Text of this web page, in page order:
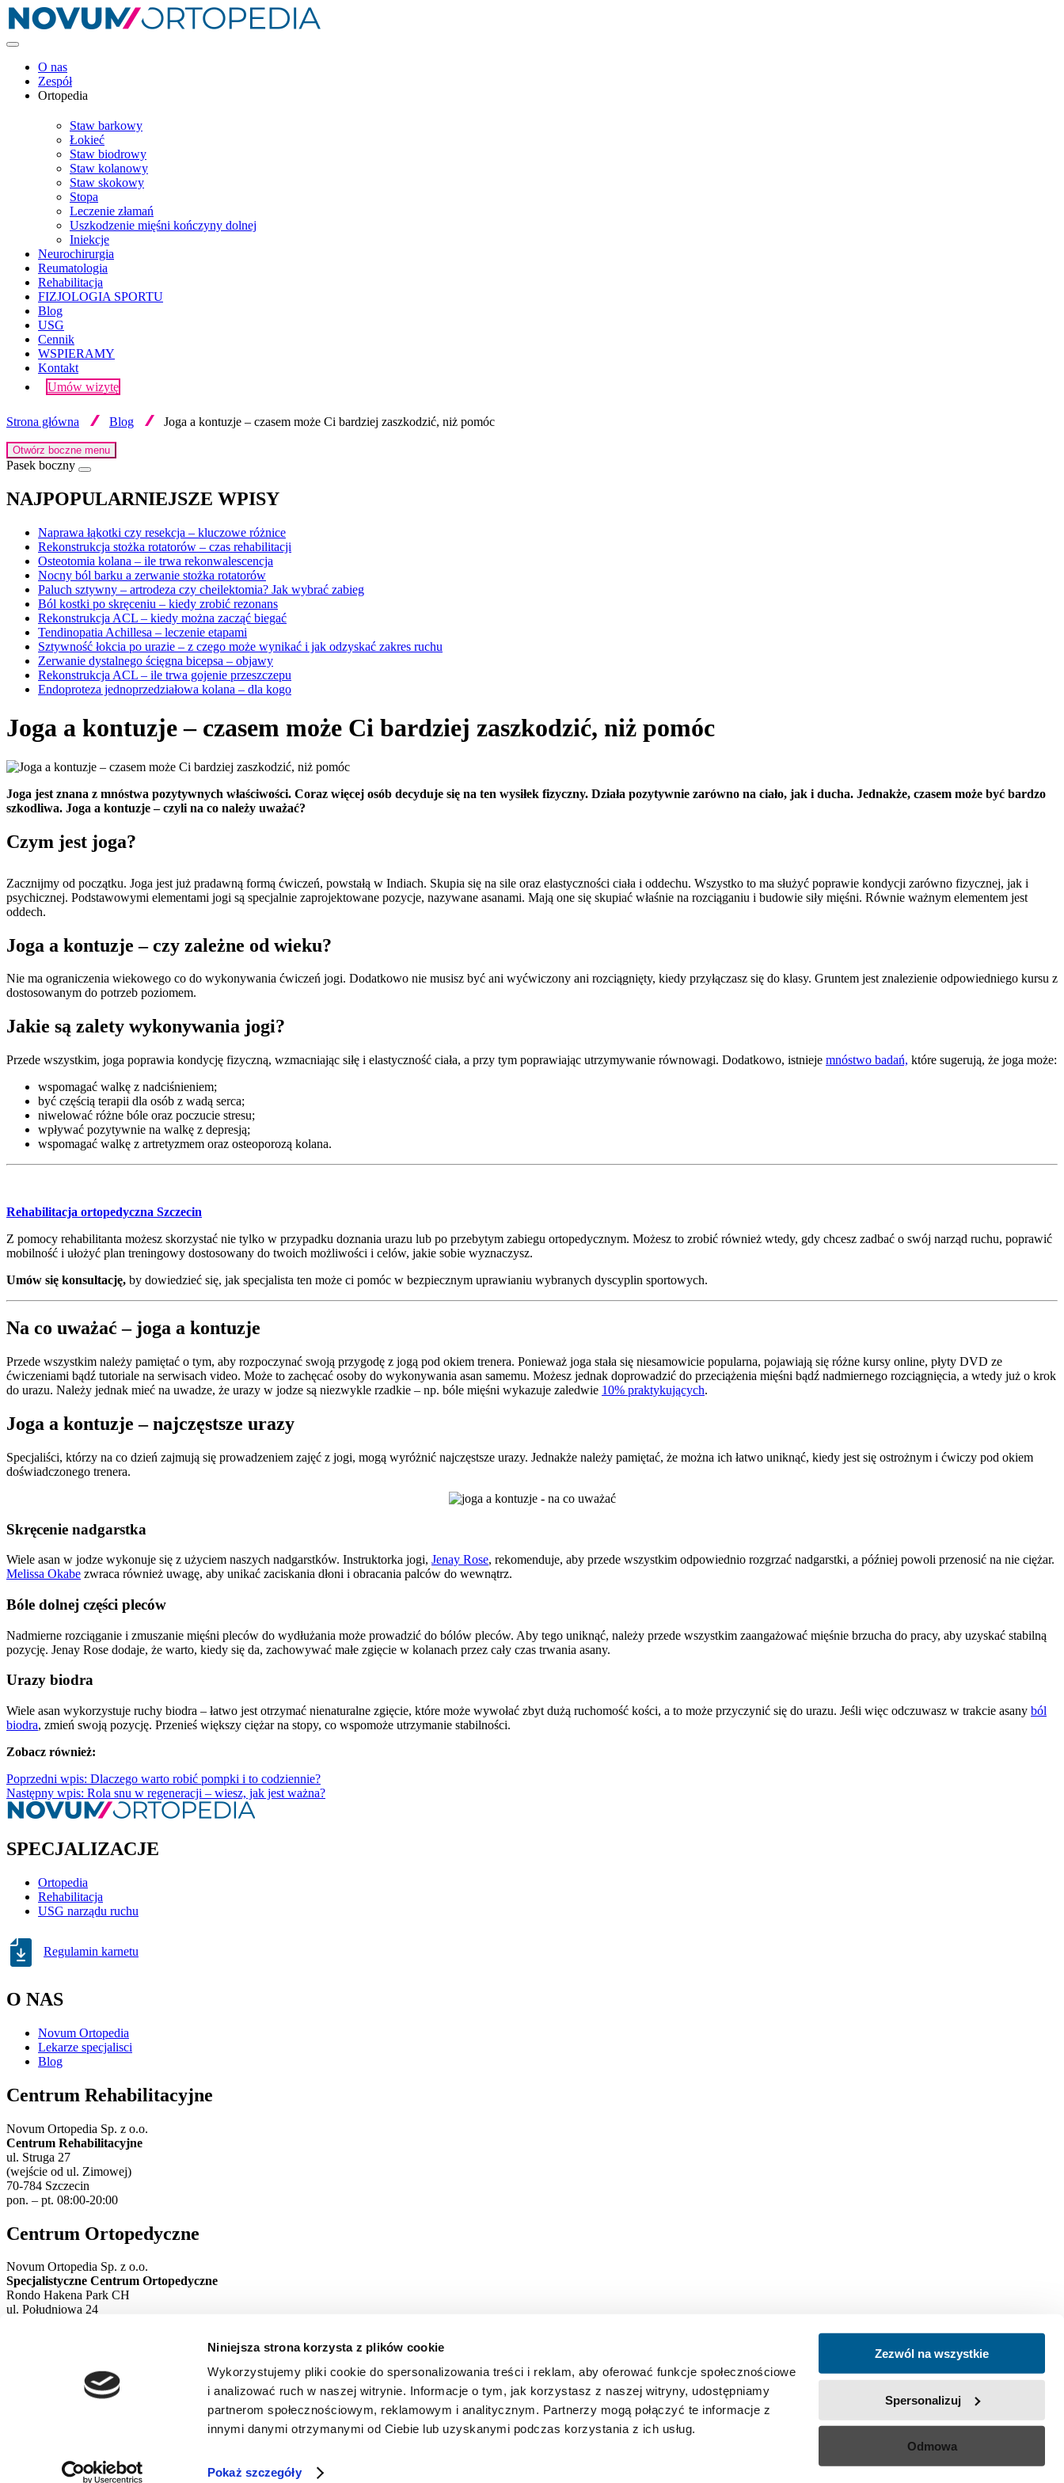
Niniejsza strona korzysta z plików cookie
Wykorzystujemy pliki cookie do spersonalizowania treści i reklam, aby oferować funkcje społecznościowe
i analizować ruch w naszej witrynie. Informacje o tym, jak korzystasz z naszej witryny, udostępniamy
partnerom społecznościowym, reklamowym i analitycznym. Partnerzy mogą połączyć te informacje z
innymi danymi otrzymanymi od Ciebie lub uzyskanymi podczas korzystania z ich usług.
Pokaż szczegóły
Zezwól na wszystkie
Spersonalizuj
Odmowa
O nas
Zespół
Ortopedia
Staw barkowy
Łokieć
Staw biodrowy
Staw kolanowy
Staw skokowy
Stopa
Leczenie złamań
Uszkodzenie mięśni kończyny dolnej
Iniekcje
Neurochirurgia
Reumatologia
Rehabilitacja
FIZJOLOGIA SPORTU
Blog
USG
Cennik
WSPIERAMY
Kontakt
Umów wizytę
Strona główna Blog Joga a kontuzje – czasem może Ci bardziej zaszkodzić, niż pomóc
Otwórz boczne menu
Pasek boczny
NAJPOPULARNIEJSZE WPISY
Naprawa łąkotki czy resekcja – kluczowe różnice
Rekonstrukcja stożka rotatorów – czas rehabilitacji
Osteotomia kolana – ile trwa rekonwalescencja
Nocny ból barku a zerwanie stożka rotatorów
Paluch sztywny – artrodeza czy cheilektomia? Jak wybrać zabieg
Ból kostki po skręceniu – kiedy zrobić rezonans
Rekonstrukcja ACL – kiedy można zacząć biegać
Tendinopatia Achillesa – leczenie etapami
Sztywność łokcia po urazie – z czego może wynikać i jak odzyskać zakres ruchu
Zerwanie dystalnego ścięgna bicepsa – objawy
Rekonstrukcja ACL – ile trwa gojenie przeszczepu
Endoproteza jednoprzedziałowa kolana – dla kogo
Joga a kontuzje – czasem może Ci bardziej zaszkodzić, niż pomóc
Joga jest znana z mnóstwa pozytywnych właściwości. Coraz więcej osób decyduje się na ten wysiłek fizyczny. Działa pozytywnie zarówno na ciało, jak i ducha. Jednakże, czasem może być bardzo
szkodliwa. Joga a kontuzje – czyli na co należy uważać?
Czym jest joga?
Zacznijmy od początku. Joga jest już pradawną formą ćwiczeń, powstałą w Indiach. Skupia się na sile oraz elastyczności ciała i oddechu. Wszystko to ma służyć poprawie kondycji zarówno fizycznej, jak i
psychicznej. Podstawowymi elementami jogi są specjalnie zaprojektowane pozycje, nazywane asanami. Mają one się skupiać właśnie na rozciąganiu i budowie siły mięśni. Równie ważnym elementem jest
oddech.
Joga a kontuzje – czy zależne od wieku?
Nie ma ograniczenia wiekowego co do wykonywania ćwiczeń jogi. Dodatkowo nie musisz być ani wyćwiczony ani rozciągnięty, kiedy przyłączasz się do klasy. Gruntem jest znalezienie odpowiedniego kursu z
dostosowanym do potrzeb poziomem.
Jakie są zalety wykonywania jogi?
Przede wszystkim, joga poprawia kondycję fizyczną, wzmacniając siłę i elastyczność ciała, a przy tym poprawiając utrzymywanie równowagi. Dodatkowo, istnieje mnóstwo badań, które sugerują, że joga może:
wspomagać walkę z nadciśnieniem;
być częścią terapii dla osób z wadą serca;
niwelować różne bóle oraz poczucie stresu;
wpływać pozytywnie na walkę z depresją;
wspomagać walkę z artretyzmem oraz osteoporozą kolana.
Rehabilitacja ortopedyczna Szczecin
Z pomocy rehabilitanta możesz skorzystać nie tylko w przypadku doznania urazu lub po przebytym zabiegu ortopedycznym. Możesz to zrobić również wtedy, gdy chcesz zadbać o swój narząd ruchu, poprawić
mobilność i ułożyć plan treningowy dostosowany do twoich możliwości i celów, jakie sobie wyznaczysz.
Umów się konsultację, by dowiedzieć się, jak specjalista ten może ci pomóc w bezpiecznym uprawianiu wybranych dyscyplin sportowych.
Na co uważać – joga a kontuzje
Przede wszystkim należy pamiętać o tym, aby rozpoczynać swoją przygodę z jogą pod okiem trenera. Ponieważ joga stała się niesamowicie popularna, pojawiają się różne kursy online, płyty DVD ze
ćwiczeniami bądź tutoriale na serwisach video. Może to zachęcać osoby do wykonywania asan samemu. Możesz jednak doprowadzić do przeciążenia mięśni bądź nadmiernego rozciągnięcia, a wtedy już o krok
do urazu. Należy jednak mieć na uwadze, że urazy w jodze są niezwykle rzadkie – np. bóle mięśni wykazuje zaledwie 10% praktykujących.
Joga a kontuzje – najczęstsze urazy
Specjaliści, którzy na co dzień zajmują się prowadzeniem zajęć z jogi, mogą wyróżnić najczęstsze urazy. Jednakże należy pamiętać, że można ich łatwo uniknąć, kiedy jest się ostrożnym i ćwiczy pod okiem
doświadczonego trenera.
Skręcenie nadgarstka
Wiele asan w jodze wykonuje się z użyciem naszych nadgarstków. Instruktorka jogi, Jenay Rose, rekomenduje, aby przede wszystkim odpowiednio rozgrzać nadgarstki, a później powoli przenosić na nie ciężar.
Melissa Okabe zwraca również uwagę, aby unikać zaciskania dłoni i obracania palców do wewnątrz.
Bóle dolnej części pleców
Nadmierne rozciąganie i zmuszanie mięśni pleców do wydłużania może prowadzić do bólów pleców. Aby tego uniknąć, należy przede wszystkim zaangażować mięśnie brzucha do pracy, aby uzyskać stabilną
pozycję. Jenay Rose dodaje, że warto, kiedy się da, zachowywać małe zgięcie w kolanach przez cały czas trwania asany.
Urazy biodra
Wiele asan wykorzystuje ruchy biodra – łatwo jest otrzymać nienaturalne zgięcie, które może wywołać zbyt dużą ruchomość kości, a to może przyczynić się do urazu. Jeśli więc odczuwasz w trakcie asany ból
biodra, zmień swoją pozycję. Przenieś większy ciężar na stopy, co wspomoże utrzymanie stabilności.
Zobacz również:
Poprzedni wpis: Dlaczego warto robić pompki i to codziennie?
Następny wpis: Rola snu w regeneracji – wiesz, jak jest ważna?
SPECJALIZACJE
Ortopedia
Rehabilitacja
USG narządu ruchu
Regulamin karnetu
O NAS
Novum Ortopedia
Lekarze specjalisci
Blog
Centrum Rehabilitacyjne
Novum Ortopedia Sp. z o.o.
Centrum Rehabilitacyjne
ul. Struga 27
(wejście od ul. Zimowej)
70-784 Szczecin
pon. – pt. 08:00-20:00
Centrum Ortopedyczne
Novum Ortopedia Sp. z o.o.
Specjalistyczne Centrum Ortopedyczne
Rondo Hakena Park CH
ul. Południowa 24
ORTOPEDIA. All rights reserved
Polityka prywatności